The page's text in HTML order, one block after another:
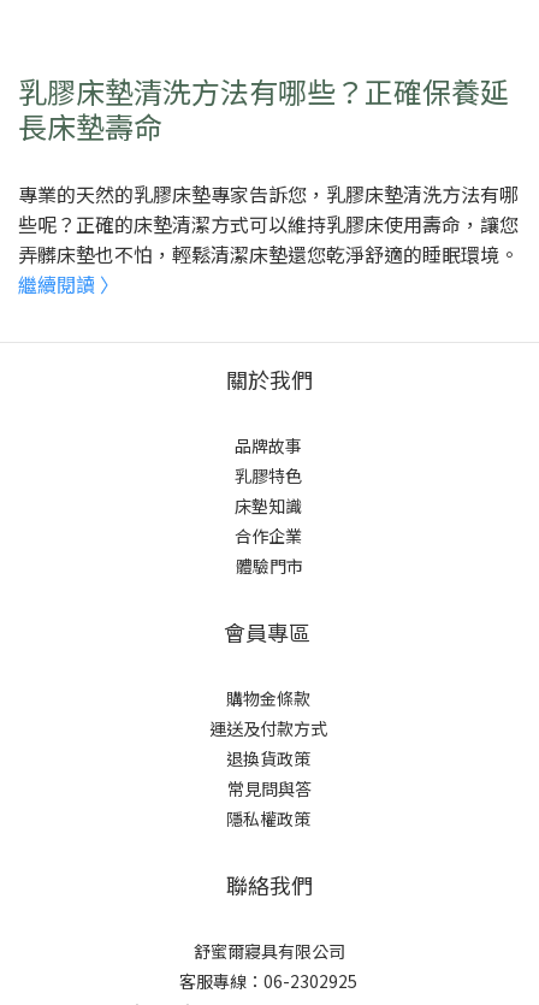
乳膠床墊清洗方法有哪些？正確保養延
長床墊壽命
專業的天然的乳膠床墊專家告訴您，乳膠床墊清洗方法有哪
些呢？正確的床墊清潔方式可以維持乳膠床使用壽命，讓您
弄髒床墊也不怕，輕鬆清潔床墊還您乾淨舒適的睡眠環境。
繼續閱讀 〉
關於我們
品牌故事
乳膠特色
床墊知識
合作企業
體驗門市
會員專區
購物金條款
運送及付款方式
退換貨政策
常見問與答
隱私權政策
聯絡我們
舒蜜爾寢具有限公司
客服專線：06-2302925